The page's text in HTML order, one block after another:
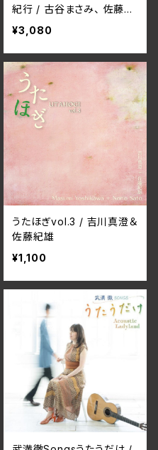
紀行 / 古谷まさみ、 佐藤紀
雄
¥3,080
うたほぎvol.3 / 吉川真澄＆
佐藤紀雄
¥1,100